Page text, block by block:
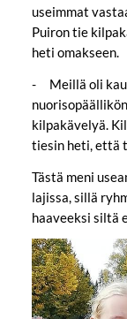
useimmat
Puiron tie
heti omakseen.
- Meillä oli
nuorisopäällikön
kilpakävelyä.
tiesin heti, että
Tästä meni
lajissa, sillä
haaveeksi siltä